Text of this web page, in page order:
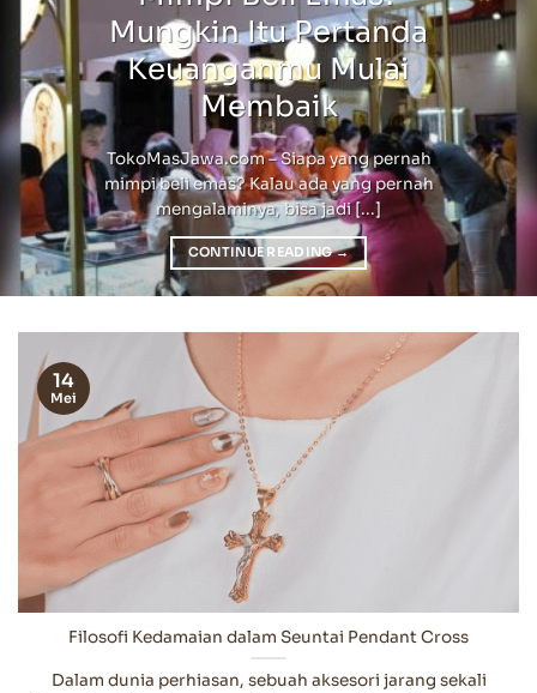
Mungkin Itu Pertanda
Keuanganmu Mulai
Membaik
TokoMasJawa.com – Siapa yang pernah
mimpi beli emas? Kalau ada yang pernah
mengalaminya, bisa jadi [...]
CONTINUE READING→
Filosofi Kedamaian dalam Seuntai Pendant Cross
Dalam dunia perhiasan, sebuah aksesori jarang sekali
14
Mei